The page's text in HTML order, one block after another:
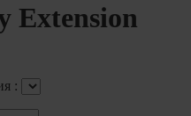
Extension
: